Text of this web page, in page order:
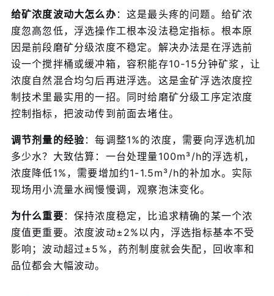
给矿浓度波动大怎么办 ：这是最头疼的问题。给矿浓
度忽高忽低，浮选操作工根本没法稳定指标。根本原
因是前段磨矿分级浓度不稳定。解决办法是在浮选前
设一个搅拌桶或缓冲箱，容积能存10-15分钟矿浆，让
浓度自然混合均匀后再进浮选。这是金矿浮选浓度控
制技术里最实用的一招。同时给磨矿分级工序定浓度
控制指标，把波动传到前面去堵住。
调节剂量的经验：每调整1%的浓度，需要向浮选机加
多少水？大致估算：一台处理量100m³/h的浮选机，
浓度降低1%，需要增加约1-1.5m³/h的补加水。实际
现场用小流量水阀慢慢调，观察泡沫变化。
为什么重要 ：保持浓度稳定，比追求精确的某一个浓
度值更重要。浓度波动±2%以内，浮选指标基本不受
影响；波动超过±5%，药剂制度就会失配，回收率和
品位都会大幅波动。